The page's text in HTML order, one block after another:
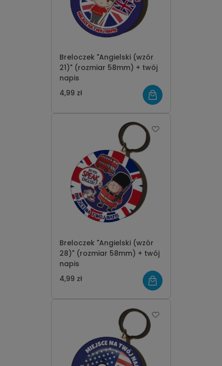
Breloczek "Angielski (wzór
21)" (rozmiar 58mm) + twój
napis
4,99 zł
Breloczek "Angielski (wzór
28)" (rozmiar 58mm) + twój
napis
4,99 zł